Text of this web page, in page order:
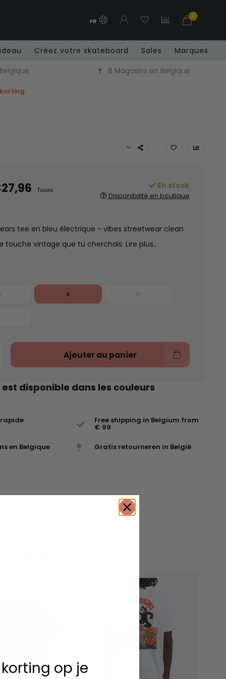
FR
0
Créez votre skateboard Sales
Marques
6 Magasins en Belgique
Taxes
En stock
Disponibilité en boutique
Tears tee en bleu électrique - vibes streetwear clean
touche vintage que tu cherchais. Lire plus..
S
Ajouter au panier
disponible dans les couleurs
Free shipping in Belgium from
€ 99
en Belgique Gratis retourneren in België
op je